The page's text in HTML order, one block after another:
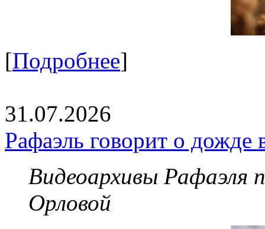
[Подробнее]
31.07.2026
Рафаэль говорит о дожде
Видеоархивы Рафаэля
Орловой